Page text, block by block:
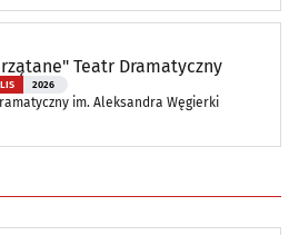
Teatr Dramatyczny
2026
im. Aleksandra Węgierki